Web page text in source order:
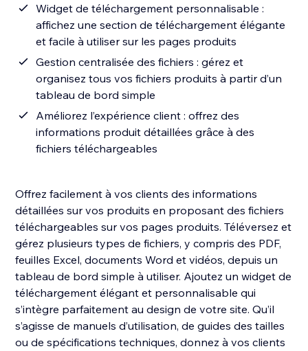
Widget de téléchargement personnalisable :
affichez une section de téléchargement élégante
et facile à utiliser sur les pages produits
Gestion centralisée des fichiers : gérez et
organisez tous vos fichiers produits à partir d’un
tableau de bord simple
Améliorez l’expérience client : offrez des
informations produit détaillées grâce à des
fichiers téléchargeables
Offrez facilement à vos clients des informations
détaillées sur vos produits en proposant des fichiers
téléchargeables sur vos pages produits. Téléversez et
gérez plusieurs types de fichiers, y compris des PDF,
feuilles Excel, documents Word et vidéos, depuis un
tableau de bord simple à utiliser. Ajoutez un widget de
téléchargement élégant et personnalisable qui
s’intègre parfaitement au design de votre site. Qu’il
s’agisse de manuels d’utilisation, de guides des tailles
ou de spécifications techniques, donnez à vos clients